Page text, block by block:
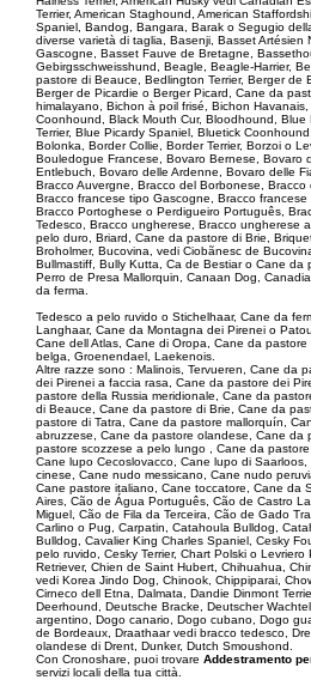
Terrier, American Staghound, American
Spaniel, Bandog, Bangara, Barak o Segugio
diverse varietà di taglia, Basenji, Basset Artésien
Gascogne, Basset Fauve de Bretagne,
Gebirgsschweisshund, Beagle, Beagle-Harrier,
pastore di Beauce, Bedlington Terrier, Berger de
Berger de Picardie o Berger Picard, Cane da
himalayano, Bichon à poil frisé, Bichon Havanais,
Coonhound, Black Mouth Cur, Bloodhound, Blue
Terrier, Blue Picardy Spaniel, Bluetick
Bolonka, Border Collie, Border Terrier, Borzoi o
Bouledogue Francese, Bovaro Bernese, Bovaro
Entlebuch, Bovaro delle Ardenne, Bovaro delle
Bracco Auvergne, Bracco del Borbonese, Bracco
Bracco francese tipo Gascogne, Bracco francese
Bracco Portoghese o Perdigueiro Português,
Tedesco, Bracco ungherese, Bracco ungherese
pelo duro, Briard, Cane da pastore di Brie,
Broholmer, Bucovina, vedi Ciobãnesc de
Bullmastiff, Bully Kutta, Ca de Bestiar o Cane da
Perro de Presa Mallorquin, Canaan Dog,
da ferma.
Tedesco a pelo ruvido o Stichelhaar, Cane da
Langhaar, Cane da Montagna dei Pirenei o
Cane dell Atlas, Cane di Oropa, Cane da
belga, Groenendael, Laekenois.
Altre razze sono : Malinois, Tervueren, Cane da
dei Pirenei a faccia rasa, Cane da pastore dei
pastore della Russia meridionale, Cane da
di Beauce, Cane da pastore di Brie, Cane da
pastore di Tatra, Cane da pastore mallorquín,
abruzzese, Cane da pastore olandese, Cane da
pastore scozzese a pelo lungo , Cane da
Cane lupo Cecoslovacco, Cane lupo di
cinese, Cane nudo messicano, Cane nudo
Cane pastore italiano, Cane toccatore, Cane da
Aires, Cão de Água Português, Cão de Castro
Miguel, Cão de Fila da Terceira, Cão de Gado
Carlino o Pug, Carpatin, Catahoula Bulldog,
Bulldog, Cavalier King Charles Spaniel, Cesky
pelo ruvido, Cesky Terrier, Chart Polski o
Retriever, Chien de Saint Hubert, Chihuahua,
vedi Korea Jindo Dog, Chinook, Chippiparai,
Cirneco dell Etna, Dalmata, Dandie Dinmont
Deerhound, Deutsche Bracke, Deutscher
argentino, Dogo canario, Dogo cubano, Dogo
de Bordeaux, Draathaar vedi bracco tedesco,
olandese di Drent, Dunker, Dutch Smoushond.
Con Cronoshare, puoi trovare Addestramento
servizi locali della tua città.